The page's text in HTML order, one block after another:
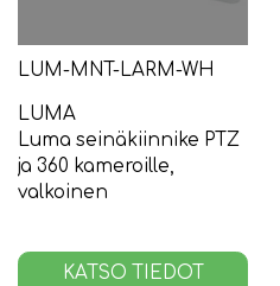
LUM-MNT-LARM-WH
LUMA
Luma seinäkiinnike PTZ
ja 360 kameroille,
valkoinen
KATSO TIEDOT